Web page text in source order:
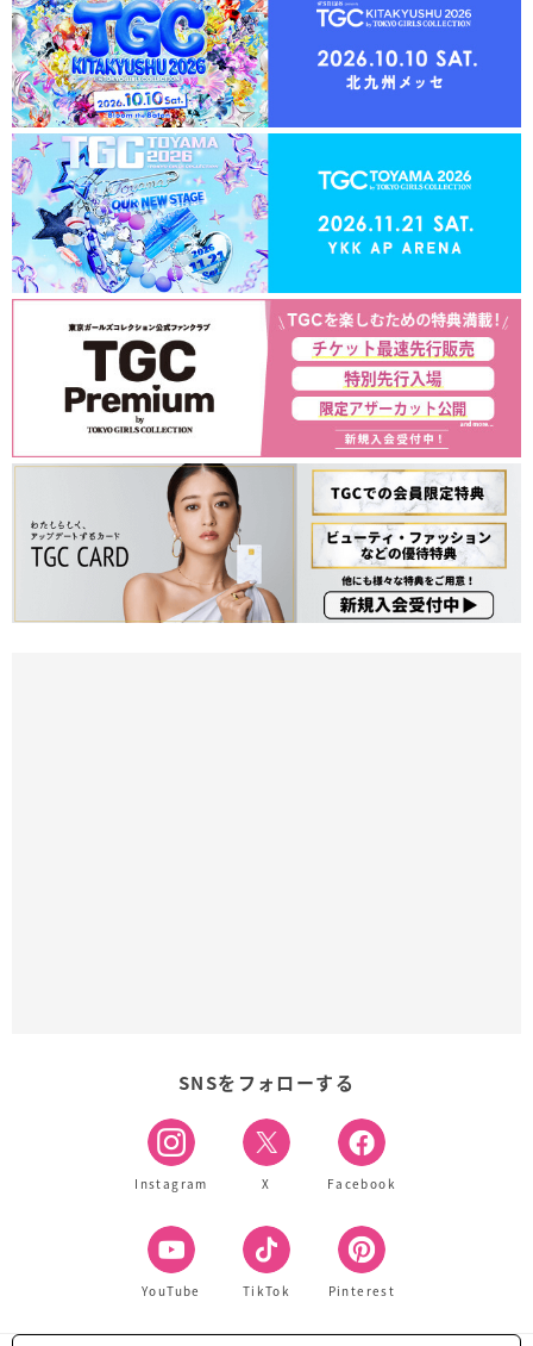
SNSをフォローする
Instagram X Facebook
YouTube TikTok Pinterest